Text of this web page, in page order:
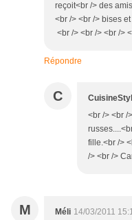
reçoit<br /> des
<br /> <br /> bises
<br /> <br /> <br />
Répondre
C
<br /> <br /
fille.<br />
/> <br />
M Méli 14/03/2011